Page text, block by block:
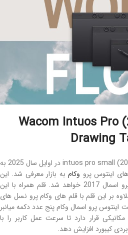
Wacom Intuos Pro
Drawing
قلم نوری وکام مدل intuos pro small (2025) PTK-470 در اوایل سال 2025 به
اینتوس پرو وکامبه بازار معرفی شد. این
مدل جایگزین مدل قبلی اینتوس پرو اسمال 2017 خواهد شد. قلم همراه با این
بر این قلم با قلم های وکام پرو نسل های
اینتوس پرو اسمال وکام پنج عدد دکمه میانبر
قرار دارد تا سرعت عمل کاربر را با
کیبورد افزایش دهد.